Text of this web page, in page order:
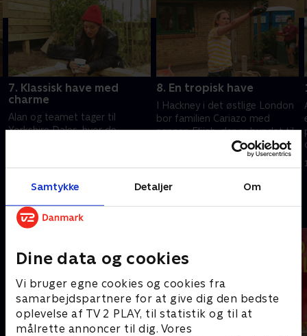
Samtykke Detaljer Om
Dine data og cookies
Vi bruger egne cookies og cookies fra
samarbejdspartnere for at give dig den bedste
oplevelse af TV 2 PLAY, til statistik og til at
målrette annoncer til dig. Vores
7. Klassisk have med
charme
Alan og teamet tager til
Yorkshire Dales, hvor de
tilsat lidt Yorkshire-charme.
8. En tropisk have
I Hackney i det østlige London
bor familien Cariazo med
sønnen Elijah, der er bundet til
en rullestol resten livet. Alan og
teamet overrasker med en
tropisk have.
Andre så også